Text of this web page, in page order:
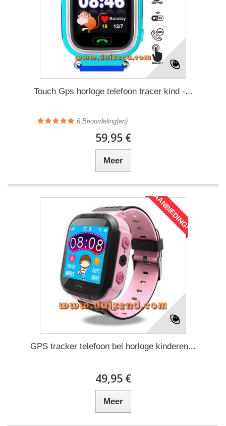
Touch Gps horloge telefoon tracer kind -...
6 Beoordeling(en)
59,95 €
Meer
AANBIEDING!
GPS tracker telefoon bel horloge kinderen...
49,95 €
Meer